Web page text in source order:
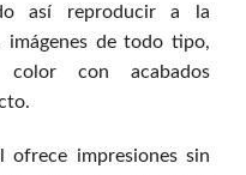
así reproducir a la
imágenes de todo tipo,
con acabados
ofrece impresiones sin